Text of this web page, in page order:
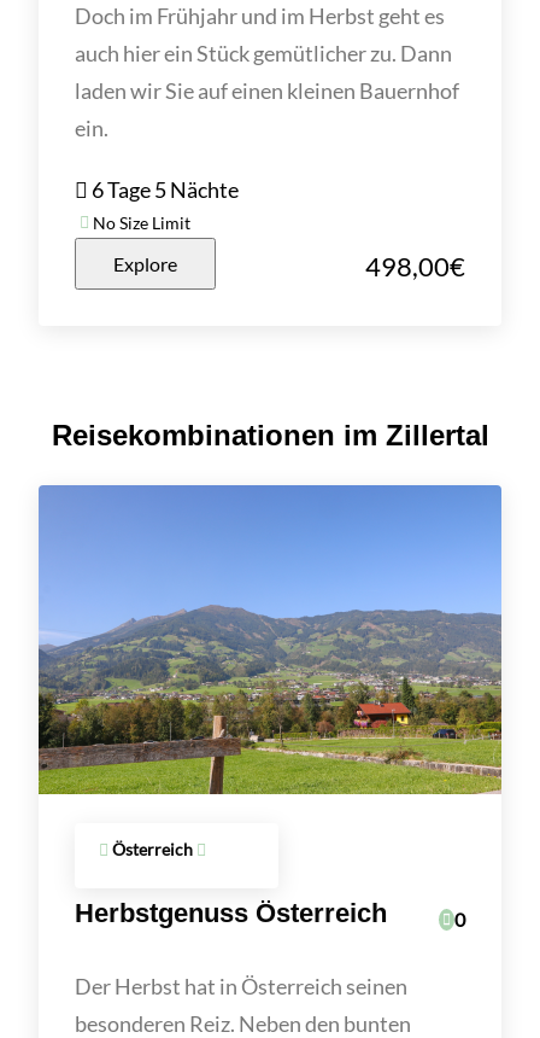
Doch im Frühjahr und im Herbst geht es
auch hier ein Stück gemütlicher zu. Dann
laden wir Sie auf einen kleinen Bauernhof
ein.
6 Tage 5 Nächte
No Size Limit
Explore 498,00€
Reisekombinationen im Zillertal
Österreich
Herbstgenuss Österreich 0
Der Herbst hat in Österreich seinen
besonderen Reiz. Neben den bunten